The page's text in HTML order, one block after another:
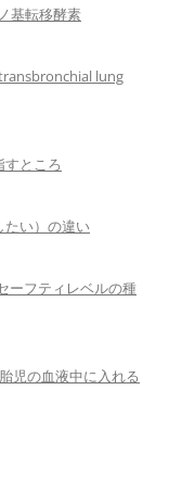
基転移酵素
lung
ところ
たい）の違い
ーフティレベルの種
児の血液中に入れる